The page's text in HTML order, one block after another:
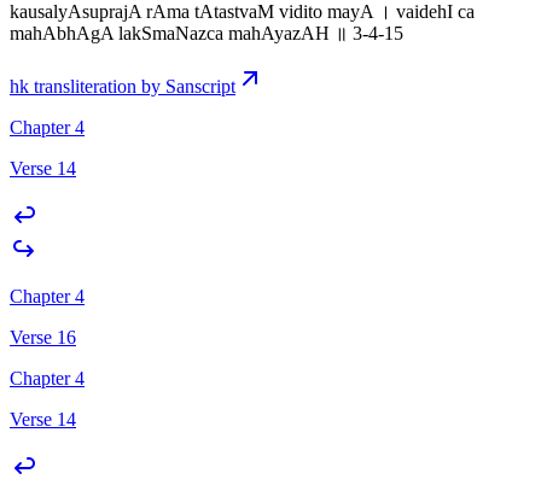
kausalyAsuprajA rAma tAtastvaM vidito mayA । vaidehI ca
mahAbhAgA lakSmaNazca mahAyazAH ॥ 3-4-15
hk transliteration by Sanscript
Chapter 4
Verse 14
Chapter 4
Verse 16
Chapter 4
Verse 14